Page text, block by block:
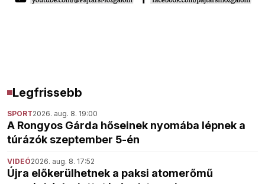
Legfrissebb
SPORT2026. aug. 8. 19:00
A Rongyos Gárda hőseinek nyomába lépnek a
túrázók szeptember 5-én
VIDEÓ2026. aug. 8. 17:52
Újra előkerülhetnek a paksi atomerőmű